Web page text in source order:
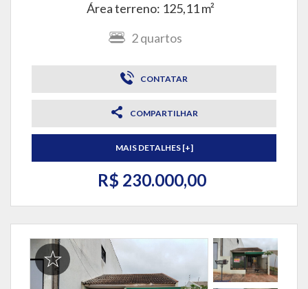
Área terreno: 125,11 m²
2quartos
CONTATAR
COMPARTILHAR
MAIS DETALHES [+]
R$ 230.000,00